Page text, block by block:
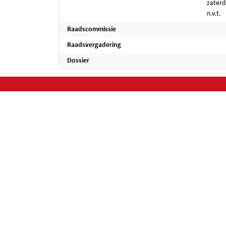
n.v.t.
Raadscommissie
Raadsvergadering
Dossier